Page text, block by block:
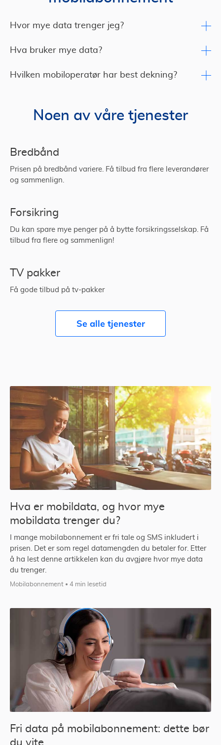
Hvor mye data trenger jeg?
Hva bruker mye data?
Hvilken mobiloperatør har best dekning?
Noen av våre tjenester
Bredbånd
Prisen på bredbånd variere. Få tilbud fra flere leverandører
og sammenlign.
Forsikring
Du kan spare mye penger på å bytte forsikringsselskap. Få
tilbud fra flere og sammenlign!
TV pakker
Få gode tilbud på tv-pakker
Se alle tjenester
Hva er mobildata, og hvor mye
mobildata trenger du?
I mange mobilabonnement er fri tale og SMS inkludert i
prisen. Det er som regel datamengden du betaler for. Etter
å ha lest denne artikkelen kan du avgjøre hvor mye data
du trenger.
Mobilabonnement 4 min lesetid
Fri data på mobilabonnement: dette bør
du vite